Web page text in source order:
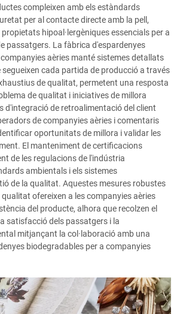
compleixen amb els estàndards
per al contacte directe amb la pell,
hipoal·lergèniques essencials per a
passatgers. La fàbrica d'espardenyes
aèries manté sistemes detallats
cada partida de producció a través
de qualitat, permetent una resposta
de qualitat i iniciatives de millora
d'integració de retroalimentació del client
de companyies aèries i comentaris
oportunitats de millora i validar les
El manteniment de certificacions
de les regulacions de l'indústria
ambientals i els sistemes
de la qualitat. Aquestes mesures robustes
ofereixen a les companyies aèries
del producte, alhora que recolzen el
satisfacció dels passatgers i la
mitjançant la col·laboració amb una
biodegradables per a companyies